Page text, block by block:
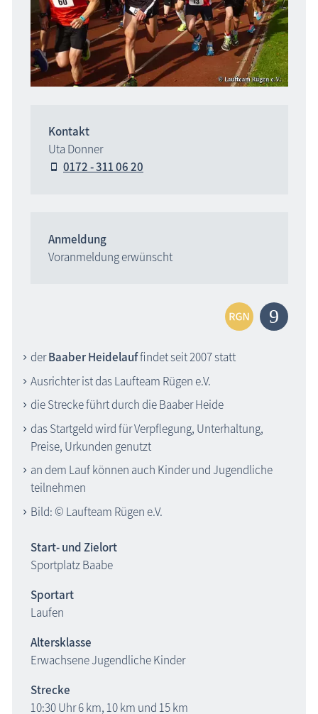
Kontakt
Uta Donner
0172 - 311 06 20
Anmeldung
Voranmeldung erwünscht
derBaaber Heidelauffindet seit 2007 statt
Ausrichter ist das Laufteam Rügen e.V.
die Strecke führt durch die Baaber Heide
das Startgeld wird für Verpflegung, Unterhaltung,
Preise, Urkunden genutzt
an dem Lauf können auch Kinder und Jugendliche
teilnehmen
Bild: © Laufteam Rügen e.V.
Start- und Zielort
Sportplatz Baabe
Sportart
Laufen
Altersklasse
Erwachsene Jugendliche Kinder
Strecke
10:30 Uhr 6 km, 10 km und 15 km